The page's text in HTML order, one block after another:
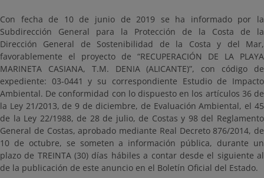
Con fecha de 10 de junio de 2019 se ha informado por la
Subdirección General para la Protección de la Costa de la
Dirección General de Sostenibilidad de la Costa y del Mar,
favorablemente el proyecto de “RECUPERACIÓN DE LA PLAYA
MARINETA CASIANA, T.M. DENIA (ALICANTE)”, con código de
expediente: 03-0441 y su correspondiente Estudio de Impacto
Ambiental. De conformidad con lo dispuesto en los artículos 36 de
la Ley 21/2013, de 9 de diciembre, de Evaluación Ambiental, el 45
de la Ley 22/1988, de 28 de julio, de Costas y 98 del Reglamento
General de Costas, aprobado mediante Real Decreto 876/2014, de
10 de octubre, se someten a información pública, durante un
plazo de TREINTA (30) días hábiles a contar desde el siguiente al
de la publicación de este anuncio en el Boletín Oficial del Estado.